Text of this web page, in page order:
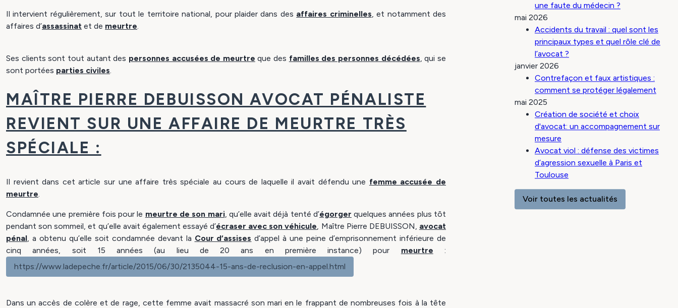
Il intervient régulièrement, sur tout le territoire national, pour plaider dans des affaires criminelles , et notamment des
affaires d’assassinat et de meurtre
Ses clients sont tout autant des personnes accusées de meurtre que des familles des personnes décédées , qui se
sont portées parties civiles
MAÎTRE PIERRE DEBUISSON AVOCAT PÉNALISTE
REVIENT SUR UNE AFFAIRE DE MEURTRE TRÈS
SPÉCIALE :
Il revient dans cet article sur une affaire très spéciale au cours de laquelle il avait défendu une femme accusée de
meurtre.
Condamnée une première fois pour le meurtre de son mari, qu’elle avait déjà tenté d’égorger quelques années plus tôt
pendant son sommeil, et qu’elle avait également essayé d’écraser avec son véhicule, Maître Pierre DEBUISSON, avocat
pénal, a obtenu qu’elle soit condamnée devant la Cour d‘assises d’appel à une peine d’emprisonnement inférieure de
cinq années, soit 15 années (au lieu de 20 ans en première instance) pour meurtre :
https://www.ladepeche.fr/article/2015/06/30/2135044-15-ans-de-reclusion-en-appel.html
Dans un accès de colère et de rage, cette femme avait massacré son mari en le frappant de nombreuses fois à la tête
une faute du médecin ?
mai 2026
Accidents du travail : quel sont les
principaux types et quel rôle clé de
l’avocat ?
janvier 2026
Contrefaçon et faux artistiques :
comment se protéger légalement
mai 2025
Création de société et choix
d'avocat: un accompagnement sur
mesure
Avocat viol : défense des victimes
d’agression sexuelle à Paris et
Toulouse
Voir toutes les actualités